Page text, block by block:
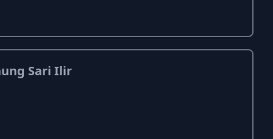
Sari Ilir